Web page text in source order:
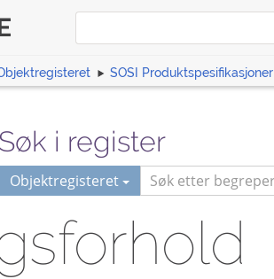
SOSI Produktspesifikasjoner
Søk i register
Objektregisteret